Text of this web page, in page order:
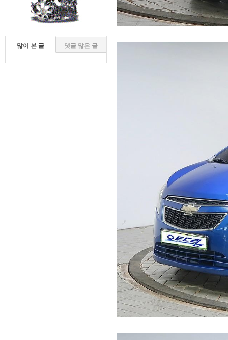
많이 본 글 댓글 많은 글